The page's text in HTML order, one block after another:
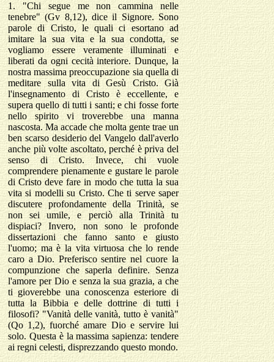
1.
"Chi segue me non cammina nelle
tenebre" (Gv 8,12), dice il Signore. Sono
parole di Cristo, le quali ci esortano ad
imitare la sua vita e la sua condotta, se
vogliamo essere veramente illuminati e
liberati da ogni cecità interiore. Dunque, la
nostra massima preoccupazione sia quella di
meditare sulla vita di Gesù Cristo. Già
l'insegnamento di Cristo è eccellente, e
supera quello di tutti i santi; e chi fosse forte
nello spirito vi troverebbe una manna
nascosta. Ma accade che molta gente trae un
ben scarso desiderio del Vangelo dall'averlo
anche più volte ascoltato, perché è priva del
senso di Cristo. Invece, chi vuole
comprendere pienamente e gustare le parole
di Cristo deve fare in modo che tutta la sua
vita si modelli su Cristo. Che ti serve saper
discutere profondamente della Trinità, se
non sei umile, e perciò alla Trinità tu
dispiaci? Invero, non sono le profonde
dissertazioni che fanno santo e giusto
l'uomo; ma è la vita virtuosa che lo rende
caro a Dio. Preferisco sentire nel cuore la
compunzione che saperla definire. Senza
l'amore per Dio e senza la sua grazia, a che
ti gioverebbe una conoscenza esteriore di
tutta la Bibbia e delle dottrine di tutti i
filosofi? "Vanità delle vanità, tutto è vanità"
(Qo 1,2), fuorché amare Dio e servire lui
solo. Questa è la massima sapienza: tendere
ai regni celesti, disprezzando questo mondo.